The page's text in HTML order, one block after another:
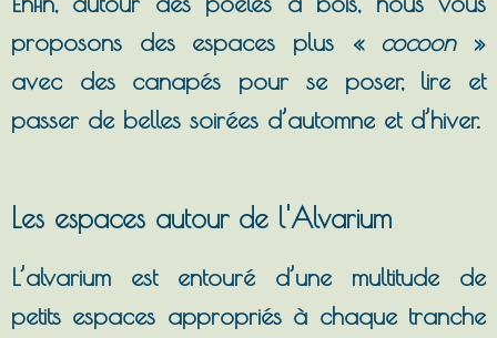
proposons des espaces plus « cocoon»
avec des canapés pour se poser, lire et
passer de belles soirées d’automne et d’hiver.
Les espaces autour de l'Alvarium
L’alvarium est entouré d’une multitude de
petits espaces appropriés à chaque tranche